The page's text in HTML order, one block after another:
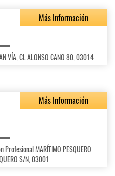
Más Información
VÍA, CL ALONSO CANO 80, 03014
Más Información
MARÍTIMO PESQUERO
S/N, 03001